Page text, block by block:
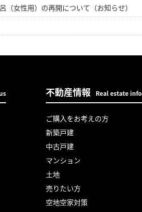
（女性用）の再開について（お知らせ）
不動産情報 Real estate
ご購入をお考えの方
新築戸建
中古戸建
マンション
土地
売りたい方
空地空家対策